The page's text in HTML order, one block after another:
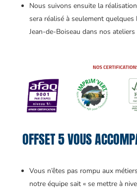
Nous suivons ensuite la
sera réalisé à seulement
Jean-de-Boiseau dans nos
OFFSET 5 VOUS
Vous n’êtes pas rompu aux
notre équipe sait « se mettre à